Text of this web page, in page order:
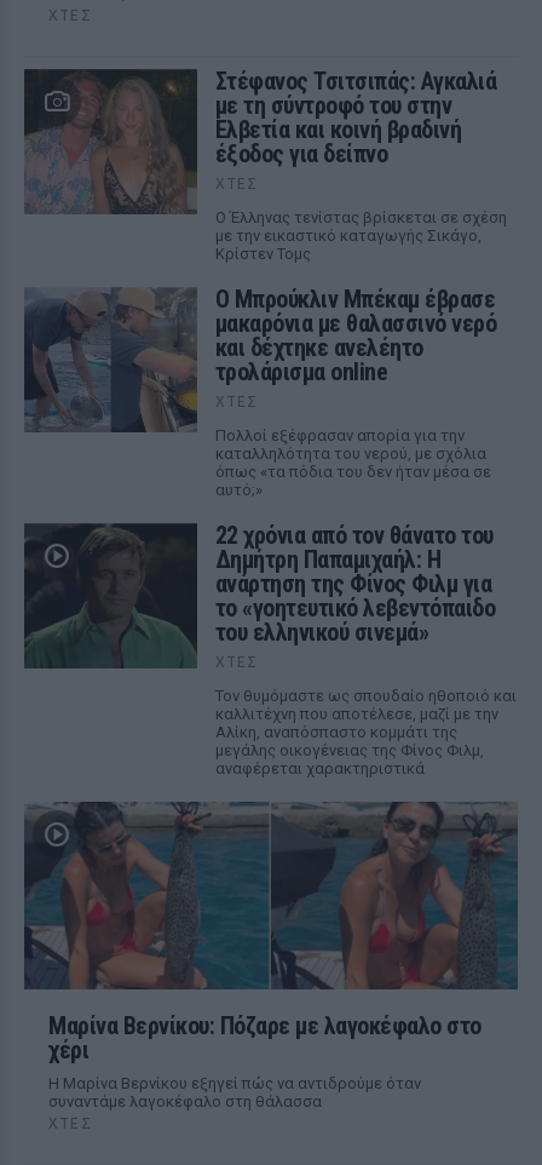
ΧΤΕΣ
Στέφανος Τσιτσιπάς: Αγκαλιά
με τη σύντροφό του στην
Ελβετία και κοινή βραδινή
έξοδος για δείπνο
ΧΤΕΣ
Ο Έλληνας τενίστας βρίσκεται σε σχέση
με την εικαστικό καταγωγής Σικάγο,
Κρίστεν Τομς
Ο Μπρούκλιν Μπέκαμ έβρασε
μακαρόνια με θαλασσινό νερό
και δέχτηκε ανελέητο
τρολάρισμα online
ΧΤΕΣ
Πολλοί εξέφρασαν απορία για την
καταλληλότητα του νερού, με σχόλια
όπως «τα πόδια του δεν ήταν μέσα σε
αυτό;»
22 χρόνια από τον θάνατο του
Δημήτρη Παπαμιχαήλ: Η
ανάρτηση της Φίνος Φιλμ για
το «γοητευτικό λεβεντόπαιδο
του ελληνικού σινεμά»
ΧΤΕΣ
Τον θυμόμαστε ως σπουδαίο ηθοποιό και
καλλιτέχνη που αποτέλεσε, μαζί με την
Αλίκη, αναπόσπαστο κομμάτι της
μεγάλης οικογένειας της Φίνος Φιλμ,
αναφέρεται χαρακτηριστικά
Μαρίνα Βερνίκου: Πόζαρε με λαγοκέφαλο στο
χέρι
Η Μαρίνα Βερνίκου εξηγεί πώς να αντιδρούμε όταν
συναντάμε λαγοκέφαλο στη θάλασσα
ΧΤΕΣ